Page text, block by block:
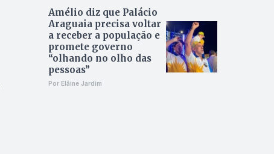
Amélio diz que Palácio
Araguaia precisa voltar
a receber a população e
promete governo
“olhando no olho das
pessoas”
Por Elâine Jardim